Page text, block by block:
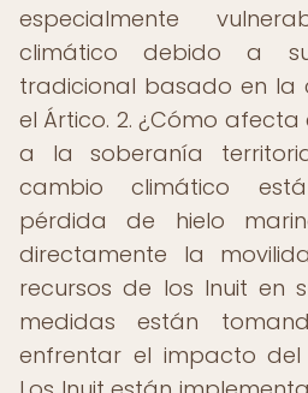
especialmente
climático debido a
tradicional basado en la
el Ártico. 2. ¿Cómo
a la soberanía
cambio climático
pérdida de hielo
directamente la
recursos de los Inuit en
medidas están
enfrentar el impacto